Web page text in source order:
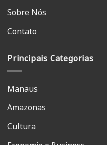
Sobre Nós
Contato
Principais Categorias
Manaus
Amazonas
Cultura